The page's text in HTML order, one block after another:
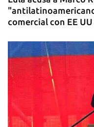
comercial con EE UU